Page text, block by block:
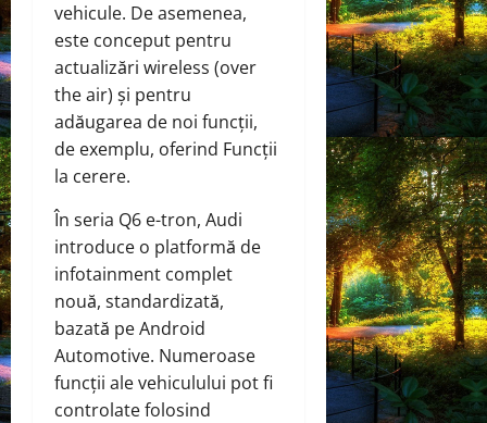
vehicule. De asemenea,
este conceput pentru
actualizări wireless (over
the air) și pentru
adăugarea de noi funcții,
de exemplu, oferind Funcții
la cerere.
În seria Q6 e-tron, Audi
introduce o platformă de
infotainment complet
nouă, standardizată,
bazată pe Android
Automotive. Numeroase
funcții ale vehiculului pot fi
controlate folosind